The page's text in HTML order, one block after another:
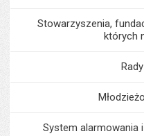
Stowarzyszenia,
których
System alarmowania